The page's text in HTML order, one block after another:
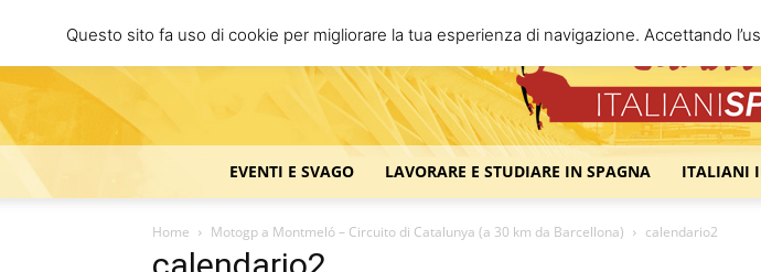
EVENTI E SVAGO LAVORARE E STUDIARE IN SPAGNA ITALIANI
Home Motogp a Montmeló – Circuito di Catalunya (a 30 km da Barcellona) calendario2
Questo sito fa uso di cookie per migliorare la tua esperienza di navigazione. Accettando